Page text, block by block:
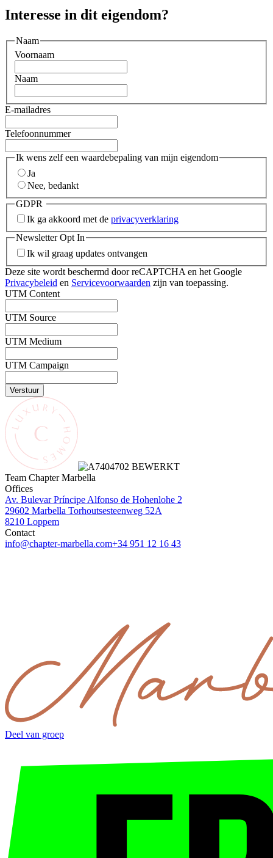
Interesse in dit eigendom?
Naam
Voornaam
Naam
E-mailadres
Telefoonnummer
Ik wens zelf een waardebepaling van mijn eigendom
Ja
Nee, bedankt
GDPR
Ik ga akkoord met de privacyverklaring
Newsletter Opt In
Ik wil graag updates ontvangen
Deze site wordt beschermd door reCAPTCHA en het Google
Privacybeleid en Servicevoorwaarden zijn van toepassing.
UTM Content
UTM Source
UTM Medium
UTM Campaign
Verstuur
Team Chapter Marbella
Offices
Av. Bulevar Príncipe Alfonso de Hohenlohe 2
29602 Marbella Torhoutsesteenweg 52A
8210 Loppem
Contact
info@chapter-marbella.com+34 951 12 16 43
Deel van groep